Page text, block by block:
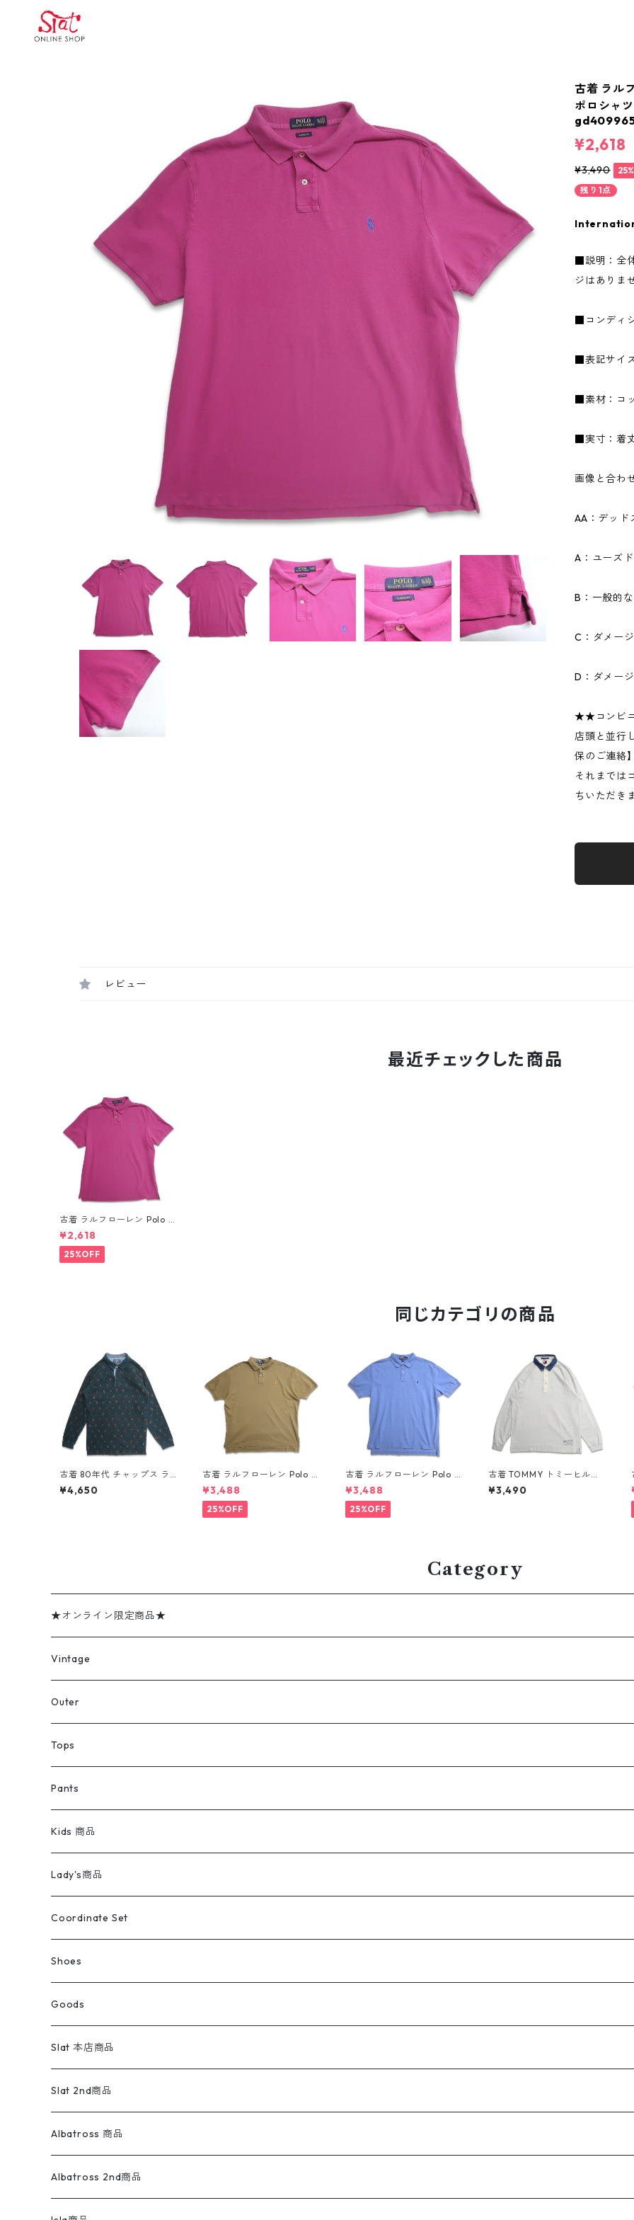
古着 ラル
ポロシャ
¥2,618
¥3,490
残り1点
■説明：全
ジはありま
■コンディ
■表記サイ
■素材：コ
■実寸：着
画像と合わ
AA：デッド
A：ユーズ
B：一般的
C：ダメー
D：ダメー
★★コンビ
店頭と並行
保のご連絡
それまでは
ちいただき
レビュー
最近チェックした商品
古着 ラルフローレン Polo R
alph Lauren 半袖 鹿の子 ポ
ロシャツ ワンポイント ピン
ク 表記：XL gd409965n
w60702
¥2,618
25%OFF
同じカテゴリの商品
古着 80年代 チャップス ラ
ルフローレン CHAPS RALP
H LAUREN 総柄 長袖 ポロシ
¥4,650
古着 ラルフローレン Polo R
alph Lauren 半袖 天竺 ポロ
シャツ ワンポイント ブラウ
ン系 表記：XL gd410385n
w60805
¥3,488
25%OFF
古着 ラルフローレン Polo R
alph Lauren 半袖 ポロシャ
ツ ワンポイント 鹿の子 ライ
トブルー 表記：XL gd410
384n w60805
¥3,488
25%OFF
古着 TOMMY トミーヒルフ
ィガー 長袖ポロシャツ ネイ
ビー 表記：XL gd409055
¥3,490
Category
★オンライン限定商品★
ミリタリーデッドストック
アウター
デニムジャケット
ミリタリージャケット
コート
ナイロンジャケット
トップス
半袖シャツ
長袖シャツ
セーター・カーディガン
パンツ
デニムパンツ
ミリタリーパンツ
スラックス
オーバーオール・つなぎ
レディース
アウター
トップス
キッズ
アウター
トップス
ライフスタイル雑貨
ラグ・ブランケット
ブランド
ラルフローレン
リーバイス
Vintage
Jacket
Tee
Sweat Shirts
REVERSE WEAVE
Pants
Shirts
Ladies
Sweater
Goods
Military
Outer
コート
デニムジャケット
ミリタリージャケット
スウィングトップ
アウトドアナイロンジャケット
スポーツナイロンジャケット
ワークジャケット
テーラードジャケット
ウールジャケット
ダウンジャケット
レザージャケット
Tops
Tシャツ
長袖シャツ
ブランドシャツ
ストライプシャツ
柄シャツ
ワークシャツ
半袖シャツ
ポロシャツ
スウェット・パーカ
プリントスウェット
ロゴスウェット
ベスト
セーター・カーディガン
アランセーター
ウールセーター
フリース
Pants
デニムパンツ
501,505
バギーズデニム
ミリタリーパンツ
チノパンツ
イージーパンツ
スラックス
ワークパンツ
コーデュロイパンツ
オーバーオール・つなぎ
ショーツ
Kids 商品
Vintage
Tops
Pants
Tops
Pants
Lady's商品
Tシャツ
ブラウス／シャツ／デザイントップス
長袖
半袖
ベスト／キャミソール
スウェット
ニット
ジャケット
スカート
Coordinate Set
Shoes
22cm以下
22.5cm
23cm
23.5cm
24cm
Goods
バンダナ
Slat 本店商品
Outer
Tee
Shirts
S/S Shirts
Slat 2nd商品
アウター
ハンティングジャケット
アウトドアジャケット
長袖シャツ
アウトドアシャツ
Albatross 商品
Vintage sweater
Albatross 2nd商品